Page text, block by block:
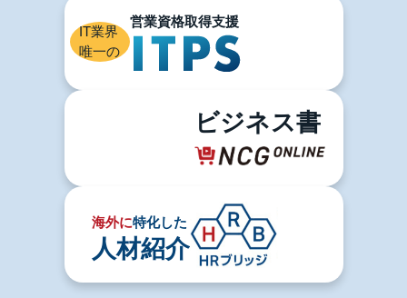
IT業界
唯一の
ビジネス書
海外に特化した
人材紹介